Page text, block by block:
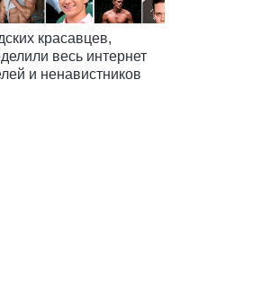
красавцев,
весь интернет
и ненавистников